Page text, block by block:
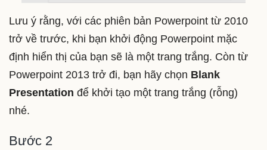
Lưu ý rằng, với các phiên bản Powerpoint từ 2010
trở về trước, khi bạn khởi động Powerpoint mặc
định hiển thị của bạn sẽ là một trang trắng. Còn từ
Powerpoint 2013 trở đi, bạn hãy chọn Blank
Presentation để khởi tạo một trang trắng (rỗng)
nhé.
Bước 2